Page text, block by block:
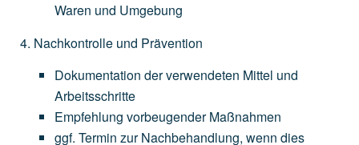
Waren und Umgebung
Nachkontrolle und Prävention
Dokumentation derverwendeten Mittel und
Arbeitsschritte
Empfehlung vorbeugender Maßnahmen
ggf. Termin zur Nachbehandlung, wenn dies